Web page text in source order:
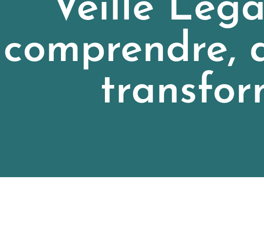
Veille
comprendre,